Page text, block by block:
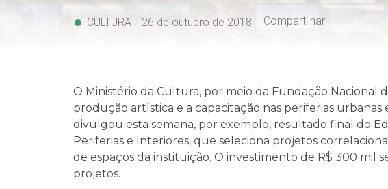
CULTURA 26 de outubro de 2018 Compartilhar
O Ministério da Cultura, por meio da Fundação Nacional
produção artística e a capacitação nas periferias urbanas
divulgou esta semana, por exemplo, resultado final do
Periferias e Interiores, que seleciona projetos
de espaços da instituição. O investimento de R$ 300 mil
projetos.